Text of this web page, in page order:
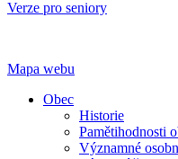
Verze pro seniory
Mapa webu
Obec
Historie
Pamětihodnosti
Významné